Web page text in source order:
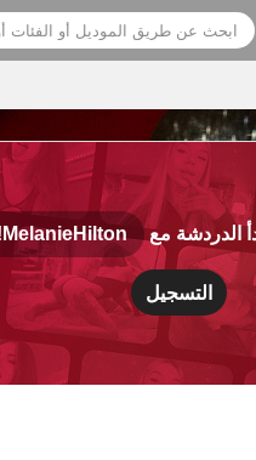
الدردشة مع MelanieHilton!
التسجيل